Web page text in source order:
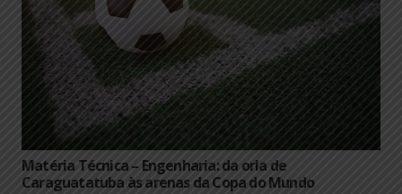
Matéria Técnica – Engenharia: da orla de
Caraguatatuba às arenas da Copa do Mundo